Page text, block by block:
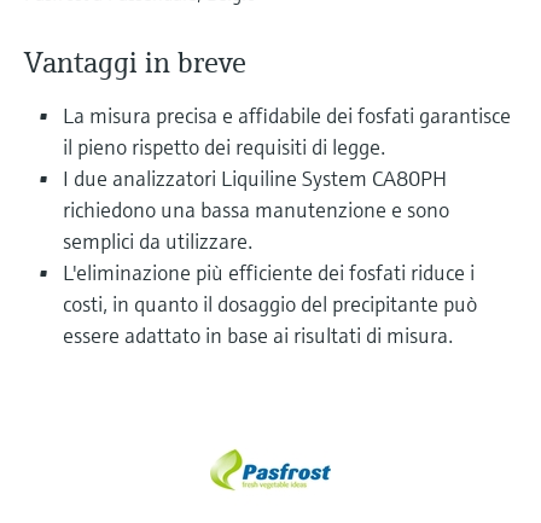
Accesso a Device Viewer
Trova informazioni e documentazione
specifiche sul prodotto
Trova i ricambi giusti
Trova i ricambi per codice prodotto, codice
ordine o numero di serie
Misura del livello tramite la misura
della pressione
Visualizza tutti
Memosens technology
Visualizza tutti
modelli decisionali
Vantaggi in breve
La misura precisa e affidabile dei fosfati garantisce
il pieno rispetto dei requisiti di legge.
I due analizzatori Liquiline System CA80PH
richiedono una bassa manutenzione e sono
semplici da utilizzare.
L'eliminazione più efficiente dei fosfati riduce i
costi, in quanto il dosaggio del precipitante può
essere adattato in base ai risultati di misura.